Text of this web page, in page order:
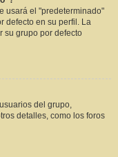
usará el "predeterminado"
defecto en su perfil. La
su grupo por defecto
del grupo,
detalles, como los foros